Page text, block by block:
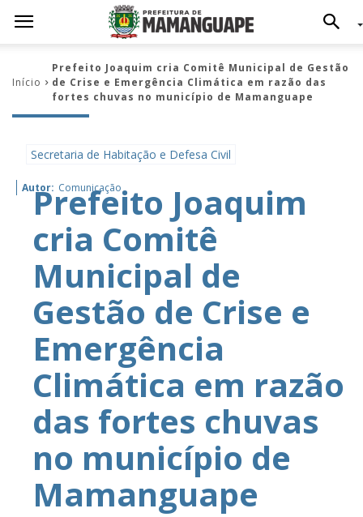
Início
Prefeito Joaquim cria Comitê Municipal de Gestão
de Crise e Emergência Climática em razão das
fortes chuvas no município de Mamanguape
Secretaria de Habitação e Defesa Civil
Autor: Comunicação
Prefeito Joaquim
cria Comitê
Municipal de
Gestão de Crise e
Emergência
Climática em razão
das fortes chuvas
no município de
Mamanguape